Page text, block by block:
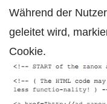
Während der
geleitet wird,
Cookie.